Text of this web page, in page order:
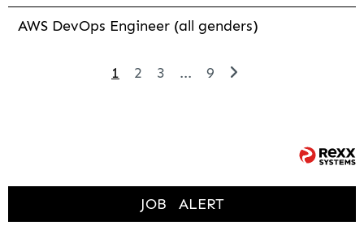
AWS DevOps Engineer (all genders)
1 2 3 ... 9
JOB ALERT